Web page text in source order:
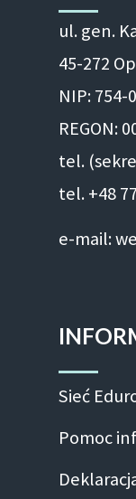
ul. gen.
45-272
NIP: 754-
REGON:
tel.
tel. +48
e-mail:
Sieć
Pomoc